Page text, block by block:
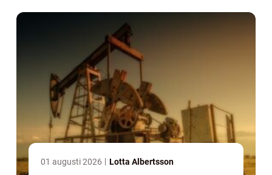
01 augusti 2026 Lotta Albertsson